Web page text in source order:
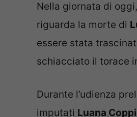
Nella giornata di
riguarda la morte di
essere stata
schiacciato il torace
Durante l’udienza
imputati Luana